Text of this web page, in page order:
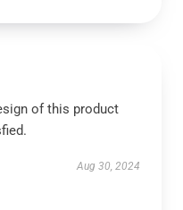
of this product
Aug 30, 2024